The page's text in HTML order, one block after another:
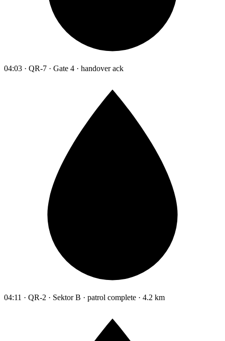
04:03 · QR-7 · Gate 4 · handover ack
04:11 · QR-2 · Sektor B · patrol complete · 4.2 km